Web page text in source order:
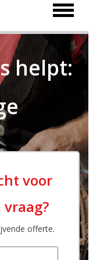
helpt:
voor
offerte.